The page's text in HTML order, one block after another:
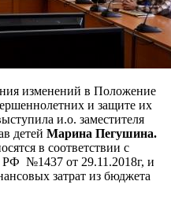
изменений в Положение
и защите их
и.о. заместителя
детей Марина Пегушина.
в соответствии с
РФ №1437 от 29.11.2018г, и
затрат из бюджета